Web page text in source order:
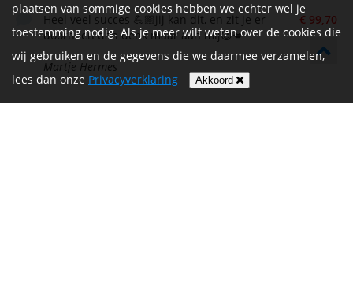
€ 99,70
Heel veel succes 💪🏼jij kan dit, en zit je er
doorheen dan denk maar aan mij😉💋
Martje Hermes
plaatsen van sommige cookies hebben we echter wel je
toestemming nodig. Als je meer wilt weten over de cookies die
wij gebruiken en de gegevens die we daarmee verzamelen,
lees dan onze Privacyverklaring Akkoord